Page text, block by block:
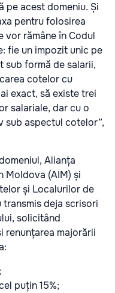
acest domeniu. Și
pentru folosirea
vor rămâne în Codul
fie un impozit unic pe
formă de salarii,
cotelor cu
exact, să existe trei
salariale, dar cu o
sub aspectul cotelor”,
Alianța
Moldova (AIM) și
și Localurilor de
deja scrisori
solicitând
renunțarea majorării
puțin 15%;